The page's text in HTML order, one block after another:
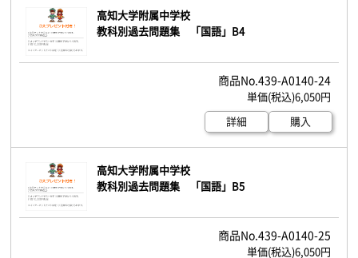
高知大学附属中学校
教科別過去問題集 「国語」B4
439-A0140-24
6,050円
詳細
購入
高知大学附属中学校
教科別過去問題集 「国語」B5
439-A0140-25
6,050円